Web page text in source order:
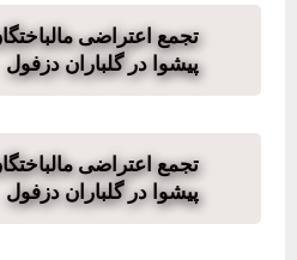
تجمع اعتراضی
پیشوا در گلباران دزفول
تجمع اعتراضی
پیشوا در گلباران دزفول